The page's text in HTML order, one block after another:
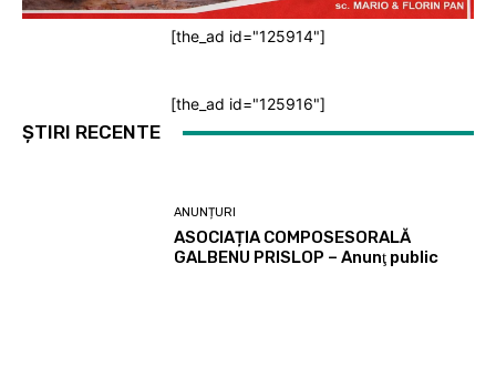
[the_ad id="125914"]
[the_ad id="125916"]
ȘTIRI RECENTE
ANUNȚURI
ASOCIAȚIA COMPOSESORALĂ
GALBENU PRISLOP – Anunţ public